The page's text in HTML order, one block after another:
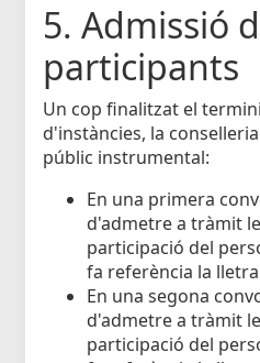
5. Admissió
participants
Un cop finalitzat el
d'instàncies, la
públic instrumental:
En una primera
d'admetre a tràmit
participació del
fa referència la
En una segona
d'admetre a tràmit
participació del